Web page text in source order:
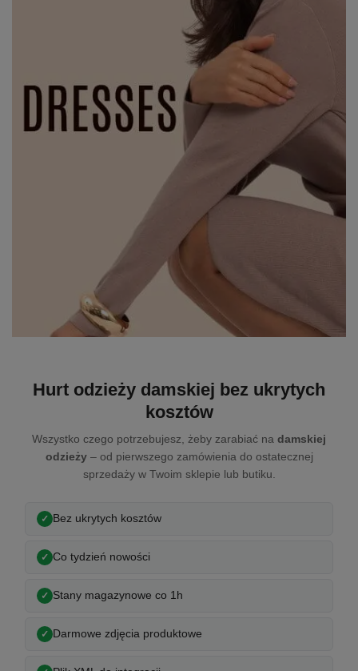
Hurt odzieży damskiej bez ukrytych
kosztów
Wszystko czego potrzebujesz, żeby zarabiać na damskiej
odzieży– od pierwszego zamówienia do ostatecznej
sprzedaży w Twoim sklepie lub butiku.
Bez ukrytych kosztów
Co tydzień nowości
Stany magazynowe co 1h
Darmowe zdjęcia produktowe